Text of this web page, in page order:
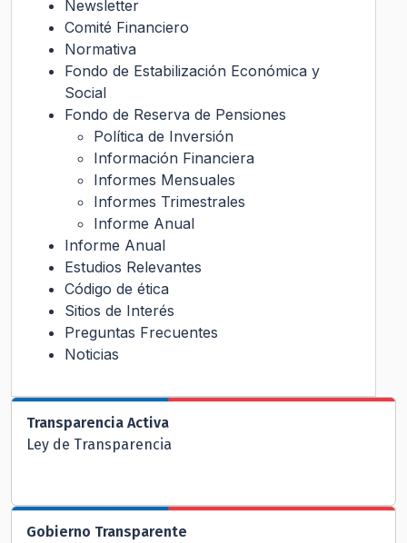
Newsletter
Comité Financiero
Normativa
Fondo de Estabilización Económica y
Social
Fondo de Reserva de Pensiones
Política de Inversión
Información Financiera
Informes Mensuales
Informes Trimestrales
Informe Anual
Informe Anual
Estudios Relevantes
Código de ética
Sitios de Interés
Preguntas Frecuentes
Noticias
Transparencia Activa
Ley de Transparencia
Gobierno Transparente